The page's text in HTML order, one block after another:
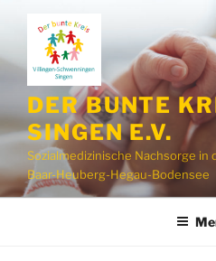
springen
DER BUNTE
SINGEN E.V.
Sozialmedizinische Nachsorge in
Baar-Heuberg-Hegau-Bodensee